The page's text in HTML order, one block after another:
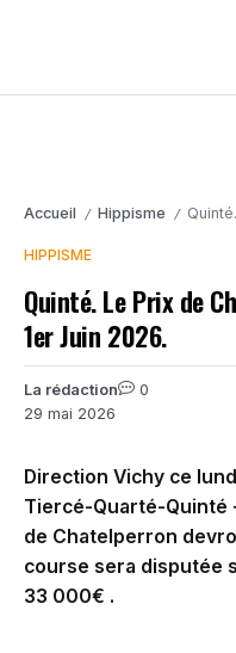
Accueil / Hippisme / Quinté.
HIPPISME
Quinté. Le Prix de
1er Juin 2026.
La rédaction
29 mai 2026
0
Direction Vichy ce
Tiercé-Quarté-Quinté
de Chatelperron
course sera disputée
33 000€ .